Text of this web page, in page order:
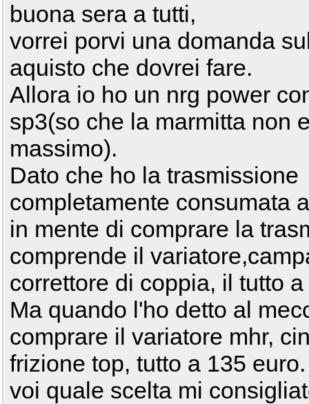
buona sera a tutti,
vorrei porvi una domanda
aquisto che dovrei fare.
Allora io ho un nrg power
sp3(so che la marmitta non
massimo).
Dato che ho la trasmissione
completamente consumata
in mente di comprare la
comprende il
correttore di coppia, il tutto
Ma quando l'ho detto al
comprare il variatore mhr,
frizione top, tutto a 135 euro.
voi quale scelta mi